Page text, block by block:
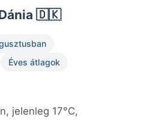
Dánia 🇩🇰
Éves átlagok
jelenleg 17°C,